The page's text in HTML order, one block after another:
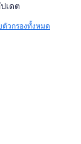
เดต
ตัวกรองทั้งหมด